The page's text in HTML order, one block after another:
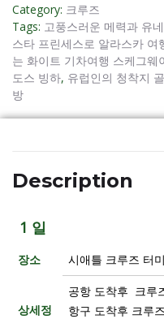
Category: 크루즈
Tags: 고풍스러운 메력과 유
스타 프린세스로 알라스카 여
는 화이트 기차여행 스케그웨
도스 빙하, 유럽인의 청착지
방
Description
1 일
장소 시애틀 크루즈 터
상세정
공항 도착후 크루
항구 도착후 크루